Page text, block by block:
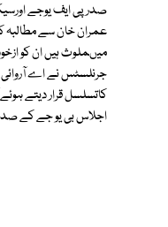
صدرپی ایف یوجے
عمران خان سے مطالبہ
میںملوث ہیں ان کو
جرنلسٹس نے اے آروائی
کاتسلسل قرار دیتے
اجلاس بی یو جے کے